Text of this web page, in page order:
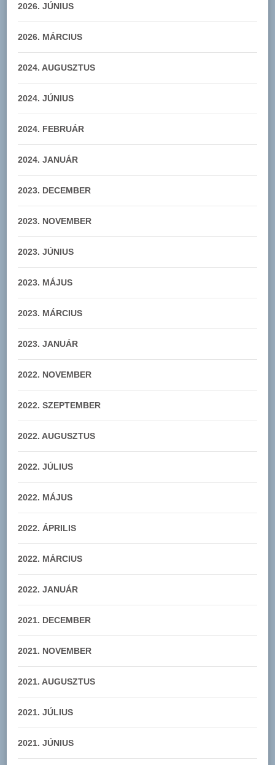
2026. JÚNIUS
2026. MÁRCIUS
2024. AUGUSZTUS
2024. JÚNIUS
2024. FEBRUÁR
2024. JANUÁR
2023. DECEMBER
2023. NOVEMBER
2023. JÚNIUS
2023. MÁJUS
2023. MÁRCIUS
2023. JANUÁR
2022. NOVEMBER
2022. SZEPTEMBER
2022. AUGUSZTUS
2022. JÚLIUS
2022. MÁJUS
2022. ÁPRILIS
2022. MÁRCIUS
2022. JANUÁR
2021. DECEMBER
2021. NOVEMBER
2021. AUGUSZTUS
2021. JÚLIUS
2021. JÚNIUS